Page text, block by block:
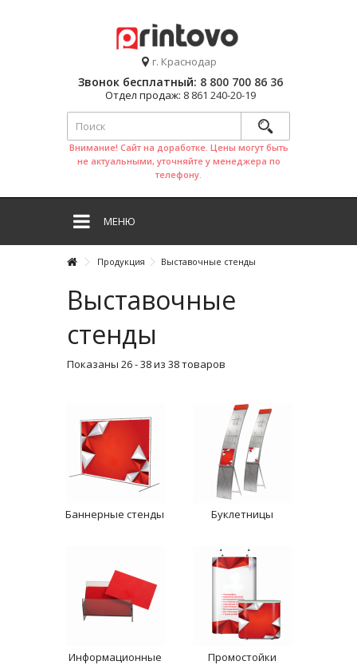
г. Краснодар
Звонок бесплатный: 8 800 700 86 36
Отдел продаж: 8 861 240-20-19
Внимание! Сайт на доработке. Цены могут быть
не актуальными, уточняйте у менеджера по
телефону.
МЕНЮ
Продукция Выставочные стенды
Выставочные
стенды
Показаны 26 - 38 из 38 товаров
Баннерные стенды Буклетницы
Информационные
Промостойки